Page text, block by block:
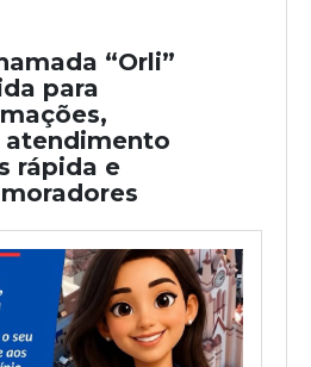
“Orli”
para
atendimento
rápida e